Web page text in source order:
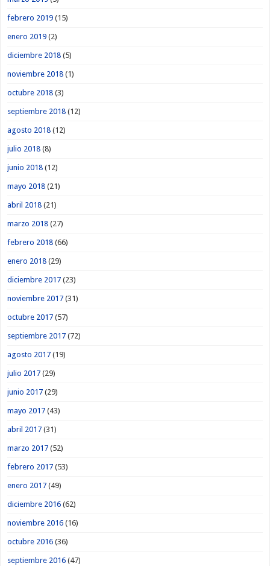
febrero 2019 (15)
enero 2019 (2)
diciembre 2018 (5)
noviembre 2018 (1)
octubre 2018 (3)
septiembre 2018 (12)
agosto 2018 (12)
julio 2018 (8)
junio 2018 (12)
mayo 2018 (21)
abril 2018 (21)
marzo 2018 (27)
febrero 2018 (66)
enero 2018 (29)
diciembre 2017 (23)
noviembre 2017 (31)
octubre 2017 (57)
septiembre 2017 (72)
agosto 2017 (19)
julio 2017 (29)
junio 2017 (29)
mayo 2017 (43)
abril 2017 (31)
marzo 2017 (52)
febrero 2017 (53)
enero 2017 (49)
diciembre 2016 (62)
noviembre 2016 (16)
octubre 2016 (36)
septiembre 2016 (47)